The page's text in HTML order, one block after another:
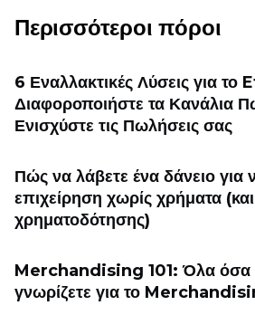
Περισσότεροι πόροι
6 Εναλλακτικές Λύσεις για το
Διαφοροποιήστε τα Κανάλια
Ενισχύστε τις Πωλήσεις σας
Πώς να λάβετε ένα δάνειο για
επιχείρηση χωρίς χρήματα
χρηματοδότησης)
Merchandising 101: Όλα όσα
γνωρίζετε για το